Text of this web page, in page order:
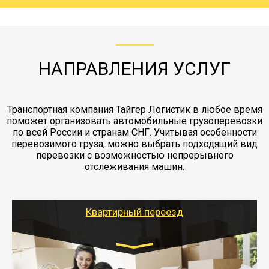
заканчивая выгрузкой в пункте получателя.
НАПРАВЛЕНИЯ УСЛУГ
Транспортная компания Тайгер Логистик в любое время
поможет организовать автомобильные грузоперевозки
по всей России и странам СНГ. Учитывая особенности
перевозимого груза, можно выбрать подходящий вид
перевозки с возможностью непрерывного
отслеживания машин.
Квартирный переезд